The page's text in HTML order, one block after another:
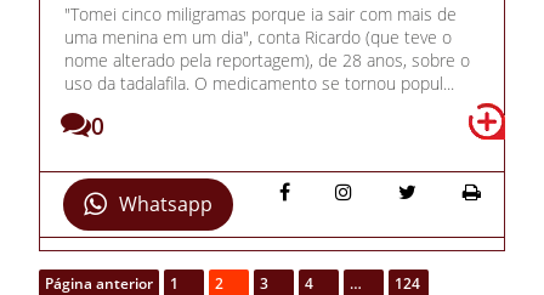
"Tomei cinco miligramas porque ia sair com mais de
uma menina em um dia", conta Ricardo (que teve o
nome alterado pela reportagem), de 28 anos, sobre o
uso da tadalafila. O medicamento se tornou popul...
0
Whatsapp
Página anterior 1 2 3 4 …
124